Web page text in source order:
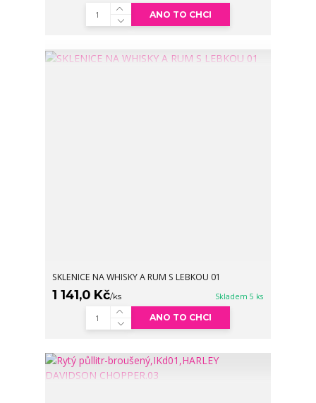
ANO TO CHCI
SKLENICE NA WHISKY A RUM S LEBKOU 01
1 141,0 Kč/ks Skladem 5 ks
ANO TO CHCI